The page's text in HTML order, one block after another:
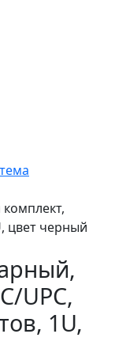
цвет черный
UPC,
1U,